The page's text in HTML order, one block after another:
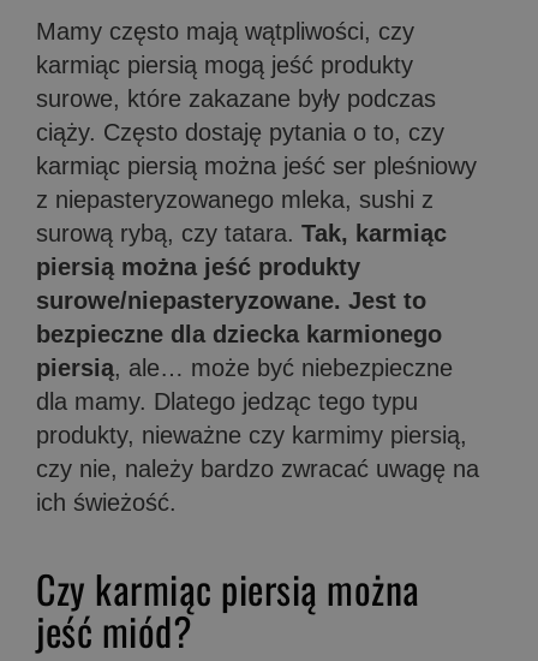
Mamy często mają wątpliwości, czy
karmiąc piersią mogą jeść produkty
surowe, które zakazane były podczas
ciąży. Często dostaję pytania o to, czy
karmiąc piersią można jeść ser pleśniowy
z niepasteryzowanego mleka, sushi z
surową rybą, czy tatara. Tak, karmiąc
piersią można jeść produkty
surowe/niepasteryzowane. Jest to
bezpieczne dla dziecka karmionego
piersią, ale… może być niebezpieczne
dla mamy. Dlatego jedząc tego typu
produkty, nieważne czy karmimy piersią,
czy nie, należy bardzo zwracać uwagę na
ich świeżość.
Czy karmiąc piersią można
jeść miód?